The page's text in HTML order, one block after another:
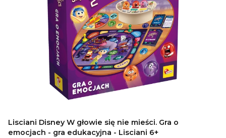
Lisciani Disney W głowie się nie mieści. Gra o
emocjach - gra edukacyjna - Lisciani 6+